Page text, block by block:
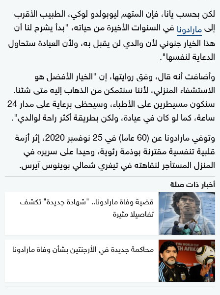
لكن بحسب يانا، فإن المتهم ليوبولدو لوكي، الطبيب الأقرب
إلىمارادونا في السنوات الأخيرة من حياته، "بدأ يشرح لنا أن
هذا الخيار جنوني لأن والدي لن يقبل به، ولأن العيادة ستحاول
الدعاية لنفسها".
وأضافت أنه قال، وفق روايتها، إن "الخيار الأفضل هو
الاستشفاء المنزلي، لأننا سنتمكن من الذهاب إليه متى شئنا.
سنكون مسيطرين على الأطباء، وسيحظى برعاية على مدار 24
ساعة، كما لو كان في عيادة، ولكن بطريقة أكثر راحة لوالدي".
وتوفي مارادونا عن (60 عاما) في 25 نوفمبر 2020، إثر أزمة
قلبية تنفسية مقترنة بوذمة رئوية، وحيدا على سريره في
المنزل المستأجر لنقاهته في تيغري شمالي بوينوس آيرس.
أخبار ذات صلة
قضية وفاة مارادونا.. "شهادة جديدة" تكشف
تفاصيلا مثيرة
محاكمة جديدة في الأرجنتين بشأن وفاة مارادونا